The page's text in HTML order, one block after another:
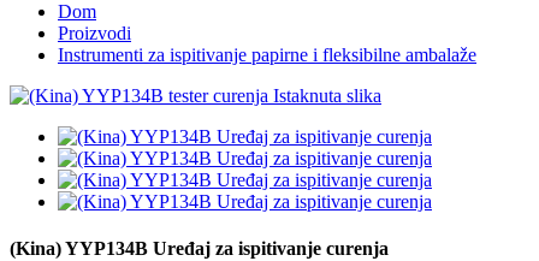
Dom
Proizvodi
Instrumenti za ispitivanje papirne i fleksibilne ambalaže
(Kina) YYP134B Uređaj za ispitivanje curenja